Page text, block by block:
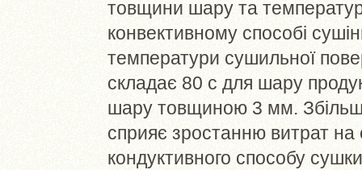
товщини шару та
конвективному способі
температури сушильної
складає 80 с для шару
шару товщиною 3 мм.
сприяє зростанню витрат на
кондуктивного способу